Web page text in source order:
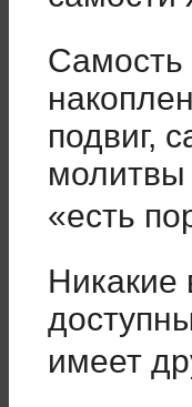
Самость
подвиг,
молитвы
«есть
Никакие
имеет